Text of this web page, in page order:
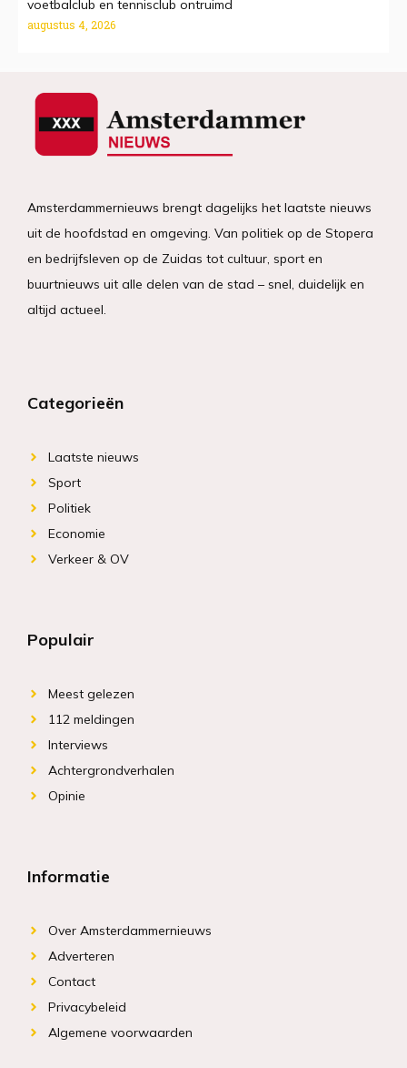
voetbalclub en tennisclub ontruimd
augustus 4, 2026
Amsterdammernieuws brengt dagelijks het laatste nieuws
uit de hoofdstad en omgeving. Van politiek op de Stopera
en bedrijfsleven op de Zuidas tot cultuur, sport en
buurtnieuws uit alle delen van de stad – snel, duidelijk en
altijd actueel.
Categorieën
Laatste nieuws
Sport
Politiek
Economie
Verkeer & OV
Populair
Meest gelezen
112 meldingen
Interviews
Achtergrondverhalen
Opinie
Informatie
Over Amsterdammernieuws
Adverteren
Contact
Privacybeleid
Algemene voorwaarden